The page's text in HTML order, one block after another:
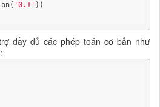
'0.1'
đầy đủ các phép toán cơ bản như